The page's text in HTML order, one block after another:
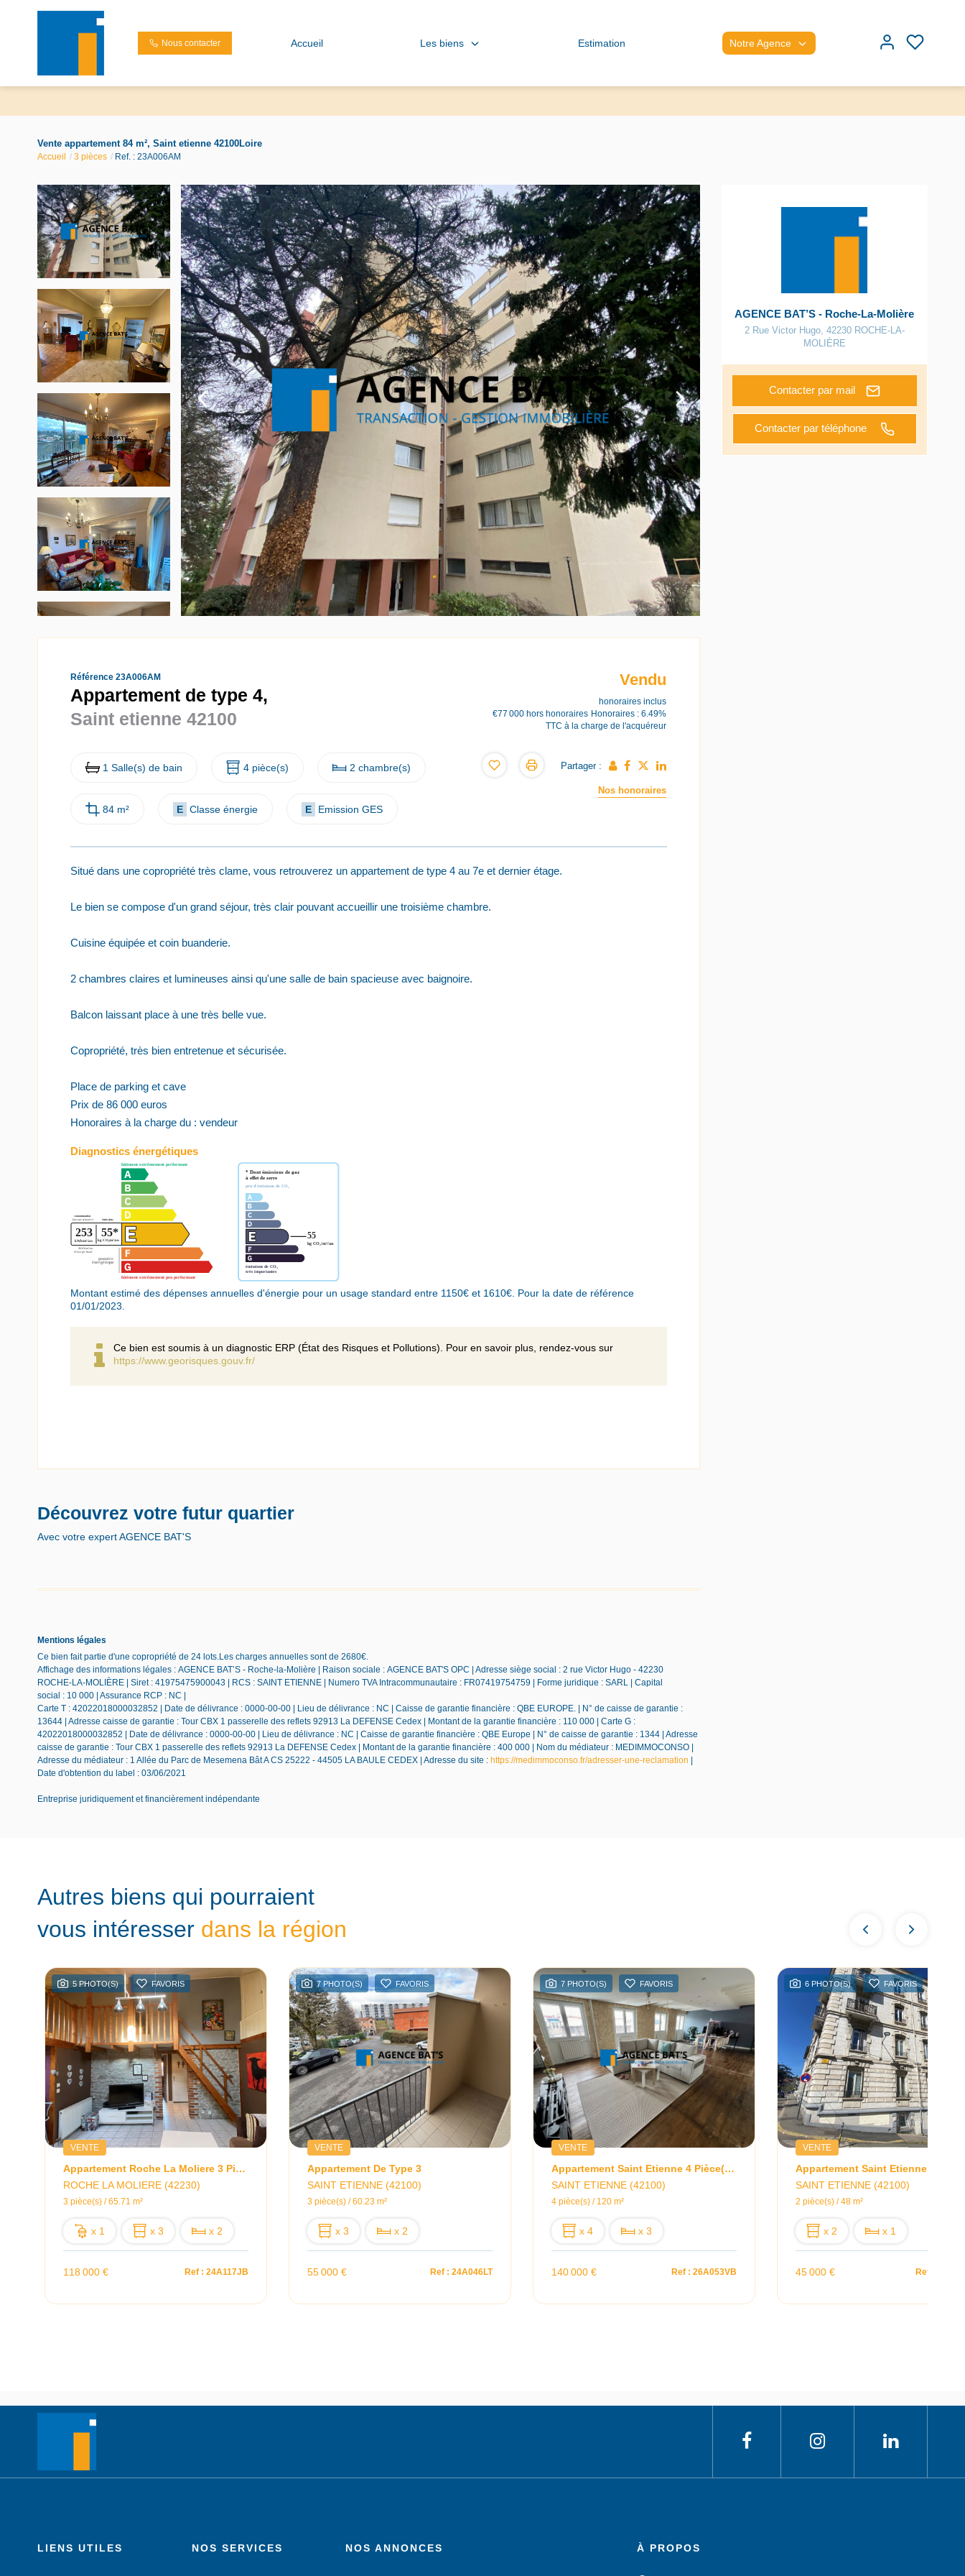
Nous contacter Accueil Les biens Estimation Notre Agence
Vente appartement 84 m², Saint etienne 42100Loire
Accueil 3 pièces Ref. : 23A006AM
Référence 23A006AM
Appartement de type 4,
Saint etienne 42100
1 Salle(s) de bain 4 pièce(s) 2 chambre(s)
84 m² E Classe énergie E Emission GES
Vendu
honoraires inclus
€77 000 hors honoraires Honoraires : 6.49%
TTC à la charge de l'acquéreur
Partager :
Nos honoraires
Situé dans une copropriété très clame, vous retrouverez un appartement de type 4 au 7e et dernier étage.
Le bien se compose d'un grand séjour, très clair pouvant accueillir une troisième chambre.
Cuisine équipée et coin buanderie.
2 chambres claires et lumineuses ainsi qu'une salle de bain spacieuse avec baignoire.
Balcon laissant place à une très belle vue.
Copropriété, très bien entretenue et sécurisée.
Place de parking et cave
Prix de 86 000 euros
Honoraires à la charge du : vendeur
Diagnostics énergétiques
Montant estimé des dépenses annuelles d'énergie pour un usage standard entre 1150€ et 1610€. Pour la date de référence
01/01/2023.
Ce bien est soumis à un diagnostic ERP (État des Risques et Pollutions). Pour en savoir plus, rendez-vous sur
https://www.georisques.gouv.fr/
Découvrez votre futur quartier
Avec votre expert AGENCE BAT'S
AGENCE BAT’S - Roche-La-Molière
2 Rue Victor Hugo, 42230 ROCHE-LA-
MOLIÈRE
Contacter par mail
Contacter par téléphone
Mentions légales
Ce bien fait partie d'une copropriété de 24 lots.Les charges annuelles sont de 2680€.
Affichage des informations légales : AGENCE BAT’S - Roche-la-Molière | Raison sociale : AGENCE BAT'S OPC | Adresse siège social : 2 rue Victor Hugo - 42230
ROCHE-LA-MOLIÈRE | Siret : 41975475900043 | RCS : SAINT ETIENNE | Numero TVA Intracommunautaire : FR07419754759 | Forme juridique : SARL | Capital
social : 10 000 | Assurance RCP : NC |
Carte T : 42022018000032852 | Date de délivrance : 0000-00-00 | Lieu de délivrance : NC | Caisse de garantie financière : QBE EUROPE. | N° de caisse de garantie :
13644 | Adresse caisse de garantie : Tour CBX 1 passerelle des reflets 92913 La DEFENSE Cedex | Montant de la garantie financière : 110 000 | Carte G :
42022018000032852 | Date de délivrance : 0000-00-00 | Lieu de délivrance : NC | Caisse de garantie financière : QBE Europe | N° de caisse de garantie : 1344 | Adresse
caisse de garantie : Tour CBX 1 passerelle des reflets 92913 La DEFENSE Cedex | Montant de la garantie financière : 400 000 | Nom du médiateur : MEDIMMOCONSO |
Adresse du médiateur : 1 Allée du Parc de Mesemena Bât A CS 25222 - 44505 LA BAULE CEDEX | Adresse du site : https://medimmoconso.fr/adresser-une-reclamation |
Date d'obtention du label : 03/06/2021
Entreprise juridiquement et financièrement indépendante
Autres biens qui pourraient
vous intéresser dans la région
5 PHOTO(S) FAVORIS
VENTE
Appartement Roche La Moliere 3 Pièce(s) 65.71 M2
ROCHE LA MOLIERE (42230)
3 pièce(s) / 65.71 m²
x 1 x 3 x 2
118 000 € Ref : 24A117JB
7 PHOTO(S) FAVORIS
VENTE
Appartement De Type 3
SAINT ETIENNE (42100)
3 pièce(s) / 60.23 m²
x 3 x 2
55 000 € Ref : 24A046LT
7 PHOTO(S) FAVORIS
VENTE
Appartement Saint Etienne 4 Pièce(s) 120 M2
SAINT ETIENNE (42100)
4 pièce(s) / 120 m²
x 4 x 3
140 000 € Ref : 26A053VB
6 PHOTO(S) FAVORIS
VENTE
SAINT ETIENNE (42100)
2 pièce(s) / 48 m²
x 2 x 1
45 000 € Ref :
LIENS UTILES NOS SERVICES NOS ANNONCES À PROPOS